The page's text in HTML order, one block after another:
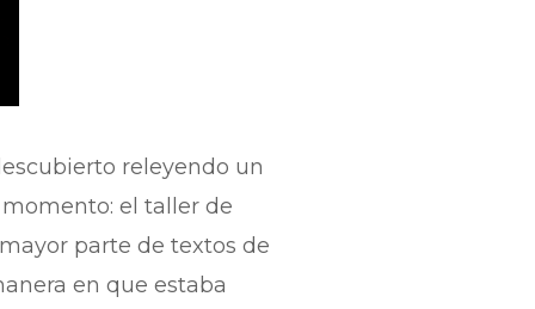
releyendo un
el taller de
parte de textos de
en que estaba